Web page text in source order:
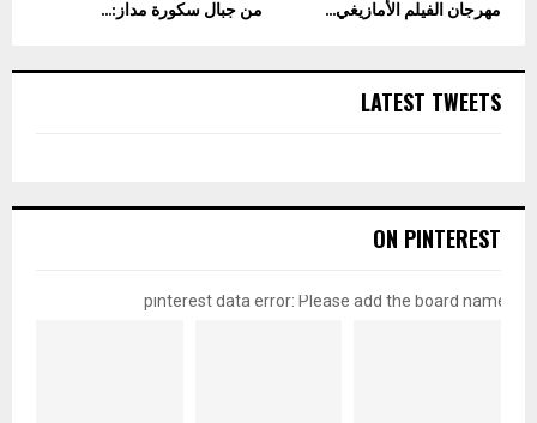
من جبال سكورة مداز:... مهرجان الفيلم الأمازيغي...
LATEST TWEETS
ON PINTEREST
pinterest data error: Please add the board name